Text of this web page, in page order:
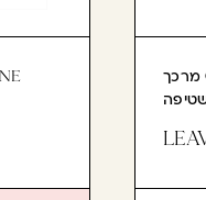
OLAPLEX NO.5 LEAVE IN מרכך